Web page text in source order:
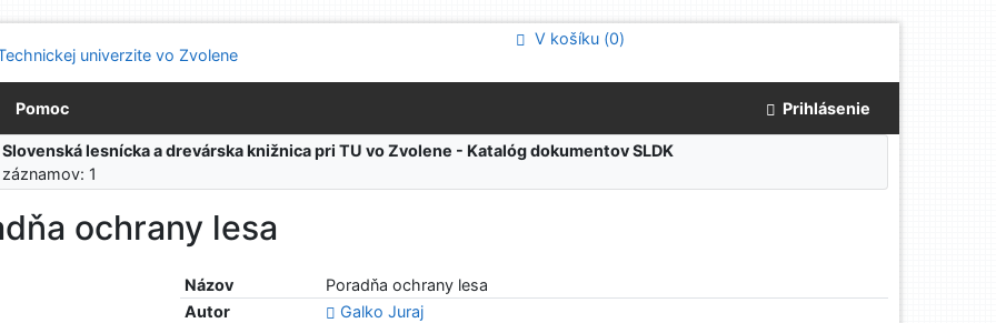
V košíku (0)
Pomoc Prihlásenie
Slovenská lesnícka a drevárska knižnica pri TU vo Zvolene - Katalóg dokumentov SLDK
1
ochrany lesa
Názov
Poradňa ochrany lesa
Autor
Galko Juraj